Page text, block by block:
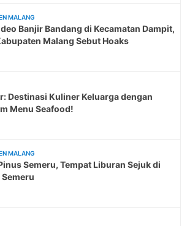
MALANG
Banjir Bandang di Kecamatan Dampit,
Malang Sebut Hoaks
Destinasi Kuliner Keluarga dengan
Menu Seafood!
MALANG
Semeru, Tempat Liburan Sejuk di